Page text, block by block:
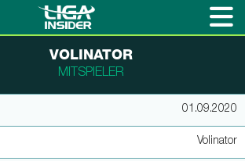
VOLINATOR
MITSPIELER
01.09.2020
Volinator